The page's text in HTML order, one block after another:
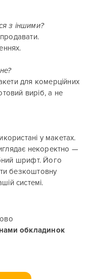
з іншими?
для комерційних
виріб, а не
у макетах.
некоректно —
шрифт. Його
безкоштовну
системі.
обкладинок